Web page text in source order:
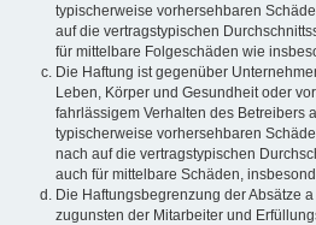
typischerweise vorhersehbaren
auf die vertragstypischen
für mittelbare Folgeschäden wie
Die Haftung ist gegenüber
Leben, Körper und Gesundheit oder
fahrlässigem Verhalten des Betreibers
typischerweise vorhersehbaren
nach auf die vertragstypischen
auch für mittelbare Schäden,
Die Haftungsbegrenzung der Absätze
zugunsten der Mitarbeiter und